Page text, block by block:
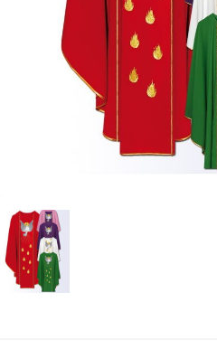
Ornat z Duchem Świętym (27) -